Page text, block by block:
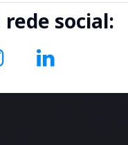
rede social: